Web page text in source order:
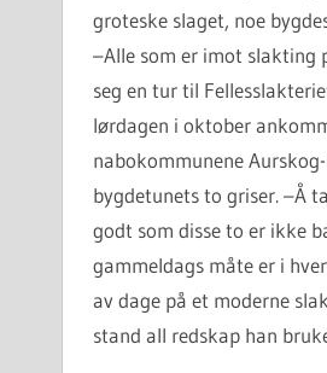
groteske slaget, noe
–Alle som er imot slakting
seg en tur til
lørdagen i oktober
nabokommunene
bygdetunets to griser. –Å
godt som disse to er ikke
gammeldags måte er i
av dage på et moderne
stand all redskap han